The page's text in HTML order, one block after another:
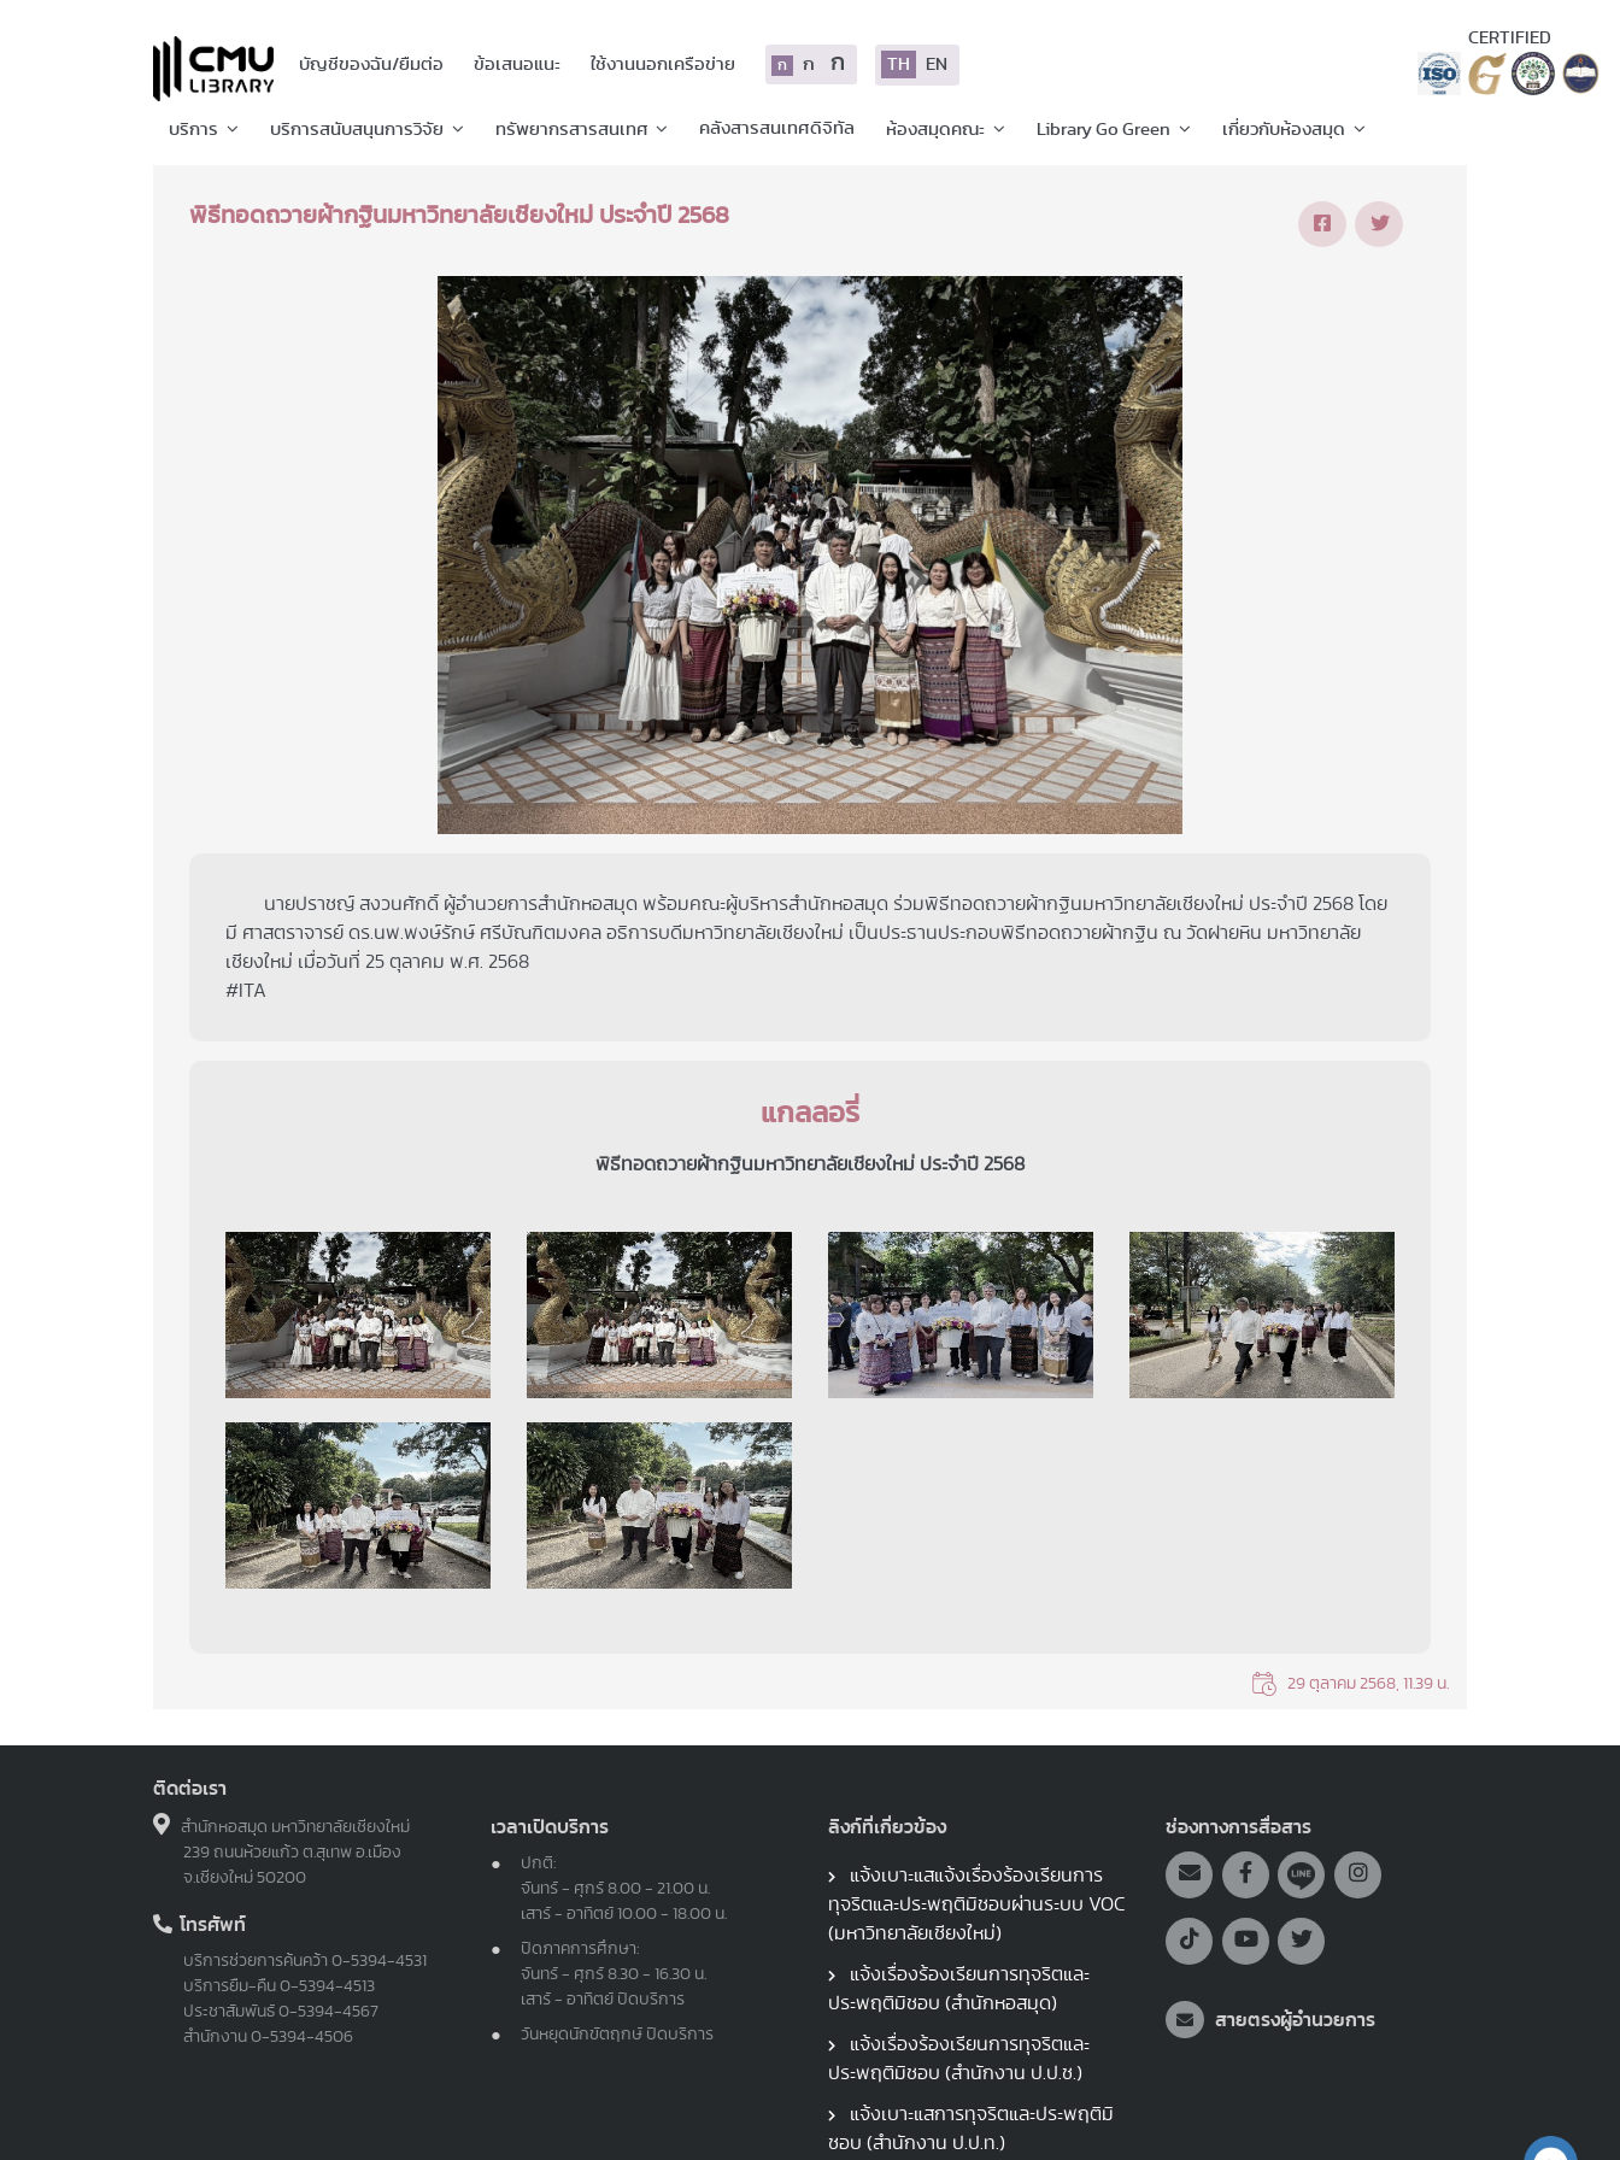
บัญชีของฉัน/ยืมต่อ ข้อเสนอแนะ ใช้งานนอกเครือข่าย ก ก ก TH EN
บริการ บริการสนับสนุนการวิจัย ทรัพยากรสารสนเทศ คลังสารสนเทศดิจิทัล ห้องสมุดคณะ Library Go Green เกี่ยวกับห้องสมุด
CERTIFIED
พิธีทอดถวายผ้ากฐินมหาวิทยาลัยเชียงใหม่ ประจำปี 2568
นายปราชญ์ สงวนศักดิ์ ผู้อำนวยการสำนักหอสมุด พร้อมคณะผู้บริหารสำนักหอสมุด ร่วมพิธีทอดถวายผ้ากฐินมหาวิทยาลัยเชียงใหม่ ประจำปี 2568 โดย
มี ศาสตราจารย์ ดร.นพ.พงษ์รักษ์ ศรีบัณฑิตมงคล อธิการบดีมหาวิทยาลัยเชียงใหม่ เป็นประธานประกอบพิธีทอดถวายผ้ากฐิน ณ วัดฝายหิน มหาวิทยาลัย
เชียงใหม่ เมื่อวันที่ 25 ตุลาคม พ.ศ. 2568
#ITA
แกลลอรี่
พิธีทอดถวายผ้ากฐินมหาวิทยาลัยเชียงใหม่ ประจำปี 2568
29 ตุลาคม 2568, 11.39 น.
ติดต่อเรา
สำนักหอสมุด มหาวิทยาลัยเชียงใหม่
239 ถนนห้วยแก้ว ต.สุเทพ อ.เมือง
จ.เชียงใหม่ 50200
โทรศัพท์
บริการช่วยการค้นคว้า 0-5394-4531
บริการยืม-คืน 0-5394-4513
ประชาสัมพันธ์ 0-5394-4567
สำนักงาน 0-5394-4506
เวลาเปิดบริการ
ปกติ:
จันทร์ - ศุกร์ 8.00 - 21.00 น.
เสาร์ - อาทิตย์ 10.00 - 18.00 น.
ปิดภาคการศึกษา:
จันทร์ - ศุกร์ 8.30 - 16.30 น.
เสาร์ - อาทิตย์ ปิดบริการ
วันหยุดนักขัตฤกษ์ ปิดบริการ
ลิงก์ที่เกี่ยวข้อง
แจ้งเบาะแสแจ้งเรื่องร้องเรียนการ
ทุจริตและประพฤติมิชอบผ่านระบบ VOC
(มหาวิทยาลัยเชียงใหม่)
แจ้งเรื่องร้องเรียนการทุจริตและ
ประพฤติมิชอบ (สำนักหอสมุด)
แจ้งเรื่องร้องเรียนการทุจริตและ
ประพฤติมิชอบ (สำนักงาน ป.ป.ช.)
แจ้งเบาะแสการทุจริตและประพฤติมิ
ชอบ (สำนักงาน ป.ป.ท.)
ช่องทางการสื่อสาร
สายตรงผู้อำนวยการ